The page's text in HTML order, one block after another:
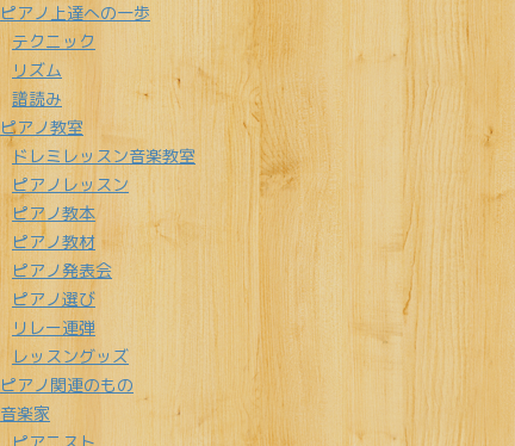
ピアノ上達への一歩
テクニック
リズム
譜読み
ピアノ教室
ドレミレッスン音楽教室
ピアノレッスン
ピアノ教本
ピアノ教材
ピアノ発表会
ピアノ選び
リレー連弾
レッスングッズ
ピアノ関連のもの
音楽家